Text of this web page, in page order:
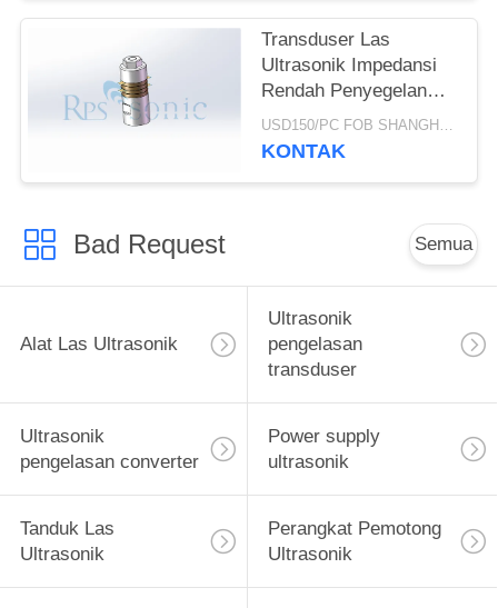
Transduser Las
Ultrasonik Impedansi
Rendah Penyegelan
Amplitudo Besar
USD150/PC FOB SHANGHAI MOQ:1pcs
KONTAK
Bad Request Semua
Alat Las Ultrasonik
Ultrasonik
pengelasan
transduser
Ultrasonik
pengelasan converter
Power supply
ultrasonik
Tanduk Las
Ultrasonik
Perangkat Pemotong
Ultrasonik